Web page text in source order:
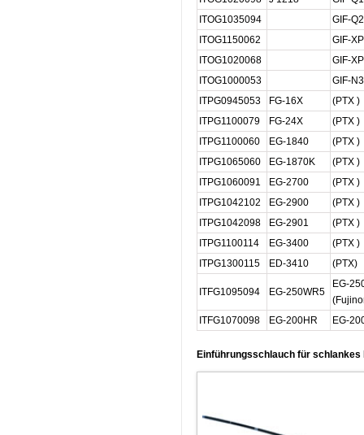
ITOG1035094
GIF-
ITOG1150062
GIF-
ITOG1020068
GIF-
ITOG1000053
GIF-
ITPG0945053
FG-16X
(PTX )
ITPG1100079
FG-24X
(PTX )
ITPG1100060
EG-1840
(PTX )
ITPG1065060
EG-1870K
(PTX )
ITPG1060091
EG-2700
(PTX )
ITPG1042102
EG-2900
(PTX )
ITPG1042098
EG-2901
(PTX )
ITPG1100114
EG-3400
(PTX )
ITPG1300115
ED-3410 (PTX)
ITFG1095094 EG-250WR5
EG-
ITFG1070098
EG-200HR EG-
Einführungsschlauch für schlankes